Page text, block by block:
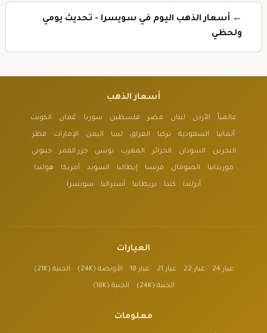
← أسعار الذهب اليوم في سويسرا - تحديث يومي
ولحظي
أسعار الذهب
عالمياً الأردن لبنان مصر فلسطين سوريا عُمان الكويت
ألمانيا السعودية تركيا العراق ليبيا اليمن الإمارات قطر
البحرين السودان الجزائر المغرب تونس جزر القمر جيبوتي
موريتانيا الصومال فرنسا إيطاليا السويد أمريكا هولندا
أيرلندا كندا بريطانيا أستراليا سويسرا
العيارات
عيار 24 عيار 22 عيار 21 عيار 18 الأونصة (24K) الجنية (21K)
الجنية (24K) الجنية (18K)
معلومات